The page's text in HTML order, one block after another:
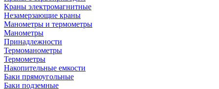
Краны электромагнитные
Незамерзающие краны
Манометры и термометры
Манометры
Принадлежности
Термоманометры
Термометры
Накопительные емкости
Баки прямоугольные
Баки подземные